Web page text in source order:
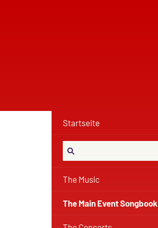
Startseite
The Music
The Main Event Songbook